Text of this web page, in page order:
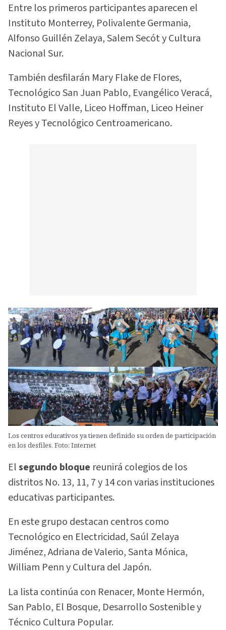
Entre los primeros participantes aparecen el
Instituto Monterrey, Polivalente Germania,
Alfonso Guillén Zelaya, Salem Secót y Cultura
Nacional Sur.
También desfilarán Mary Flake de Flores,
Tecnológico San Juan Pablo, Evangélico Veracá,
Instituto El Valle, Liceo Hoffman, Liceo Heiner
Reyes y Tecnológico Centroamericano.
Los centros educativos ya tienen definido su orden de participación
en los desfiles. Foto: Internet
Elsegundo bloque reunirá colegios de los
distritos No. 13, 11, 7 y 14 con varias instituciones
educativas participantes.
En este grupo destacan centros como
Tecnológico en Electricidad, Saúl Zelaya
Jiménez, Adriana de Valerio, Santa Mónica,
William Penn y Cultura del Japón.
La lista continúa con Renacer, Monte Hermón,
San Pablo, El Bosque, Desarrollo Sostenible y
Técnico Cultura Popular.